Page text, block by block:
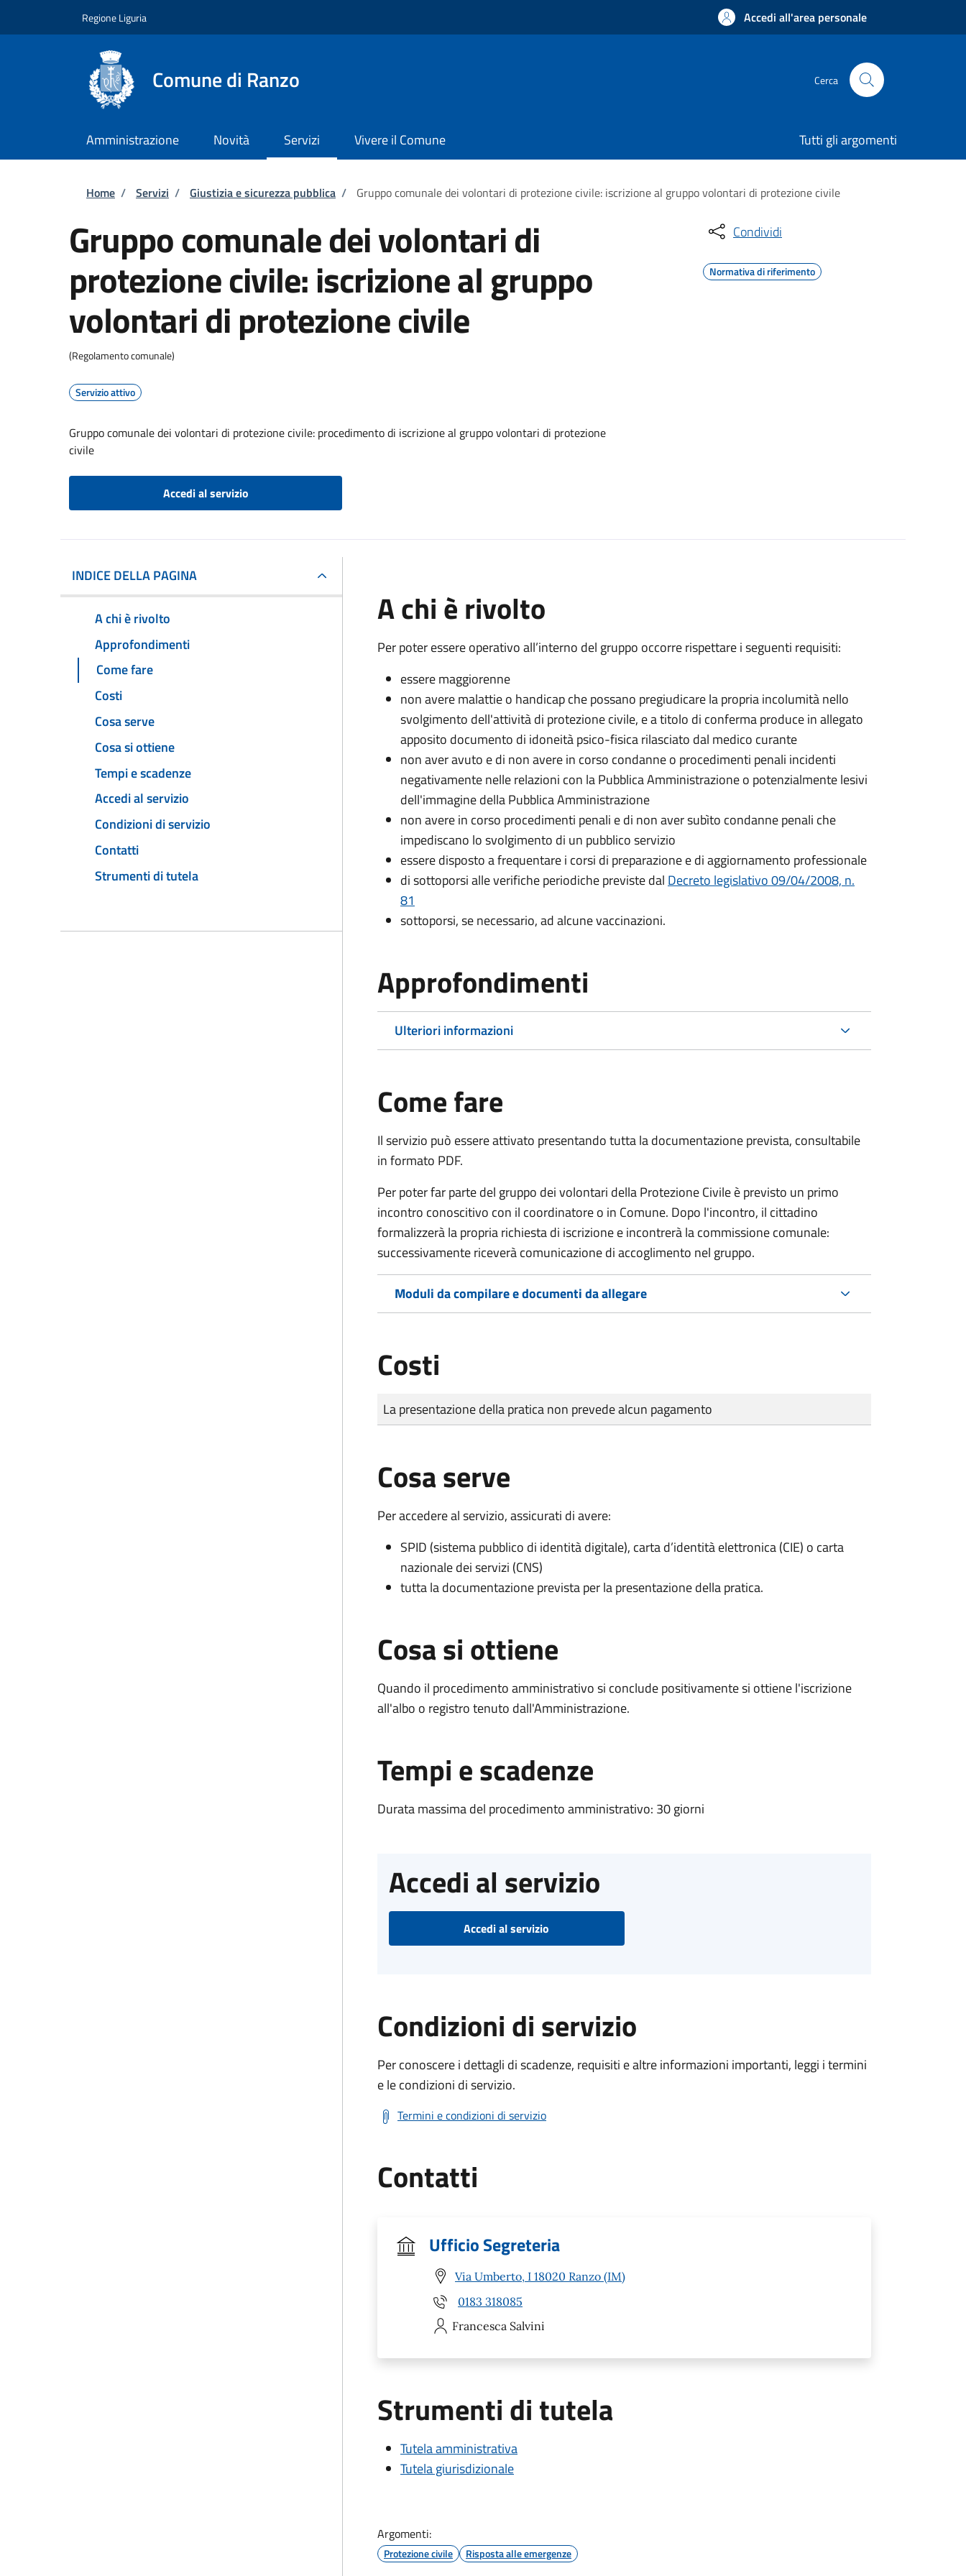
Regione Liguria Accedi all'area personale
Comune di Ranzo Cerca
Amministrazione Novità Servizi Vivere il Comune Tutti gli argomenti
Briciole di pane
Home / Servizi / Giustizia e sicurezza pubblica / Gruppo comunale dei volontari di protezione civile: iscrizione al gruppo volontari di protezione civile
Gruppo comunale dei volontari di
protezione civile: iscrizione al gruppo
volontari di protezione civile
(Regolamento comunale)
Servizio attivo
Gruppo comunale dei volontari di protezione civile: procedimento di iscrizione al gruppo volontari di protezione
civile
Accedi al servizio
Condividi
Normativa di riferimento
INDICE DELLA PAGINA
A chi è rivolto
Approfondimenti
Come fare
Costi
Cosa serve
Cosa si ottiene
Tempi e scadenze
Accedi al servizio
Condizioni di servizio
Contatti
Strumenti di tutela
A chi è rivolto
Per poter essere operativo all’interno del gruppo occorre rispettare i seguenti requisiti:
essere maggiorenne
non avere malattie o handicap che possano pregiudicare la propria incolumità nello
svolgimento dell'attività di protezione civile, e a titolo di conferma produce in allegato
apposito documento di idoneità psico-fisica rilasciato dal medico curante
non aver avuto e di non avere in corso condanne o procedimenti penali incidenti
negativamente nelle relazioni con la Pubblica Amministrazione o potenzialmente lesivi
dell'immagine della Pubblica Amministrazione
non avere in corso procedimenti penali e di non aver subìto condanne penali che
impediscano lo svolgimento di un pubblico servizio
essere disposto a frequentare i corsi di preparazione e di aggiornamento professionale
di sottoporsi alle verifiche periodiche previste dal Decreto legislativo 09/04/2008, n.
81
sottoporsi, se necessario, ad alcune vaccinazioni.
Approfondimenti
Ulteriori informazioni
Come fare
Il servizio può essere attivato presentando tutta la documentazione prevista, consultabile
in formato PDF.
Per poter far parte del gruppo dei volontari della Protezione Civile è previsto un primo
incontro conoscitivo con il coordinatore o in Comune. Dopo l'incontro, il cittadino
formalizzerà la propria richiesta di iscrizione e incontrerà la commissione comunale:
successivamente riceverà comunicazione di accoglimento nel gruppo.
Moduli da compilare e documenti da allegare
Costi
Tipo di pagamento
Importo
La presentazione della pratica non prevede alcun pagamento
Cosa serve
Per accedere al servizio, assicurati di avere:
SPID (sistema pubblico di identità digitale), carta d’identità elettronica (CIE) o carta
nazionale dei servizi (CNS)
tutta la documentazione prevista per la presentazione della pratica.
Cosa si ottiene
Quando il procedimento amministrativo si conclude positivamente si ottiene l'iscrizione
all'albo o registro tenuto dall'Amministrazione.
Tempi e scadenze
Durata massima del procedimento amministrativo: 30 giorni
Accedi al servizio
Accedi al servizio
Condizioni di servizio
Per conoscere i dettagli di scadenze, requisiti e altre informazioni importanti, leggi i termini
e le condizioni di servizio.
Termini e condizioni di servizio
Contatti
Ufficio Segreteria
Via Umberto, I 18020 Ranzo (IM)
0183 318085
Francesca Salvini
Strumenti di tutela
Tutela amministrativa
Tutela giurisdizionale
Argomenti:
Protezione civile Risposta alle emergenze